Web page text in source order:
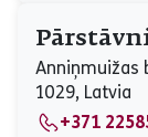
Вторник
Среда
Четверг
Пятница
Суббота
Anniņmuižas
1029, Latvia
+371